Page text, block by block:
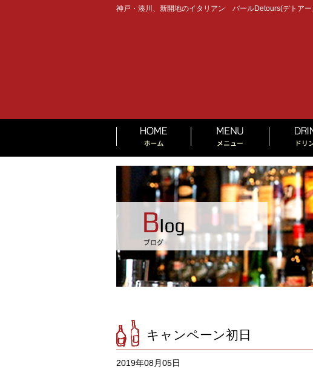
神戸・湊川、新開地のイタリアン バールDetours(デトア
キャンペーン初日
2019年08月05日